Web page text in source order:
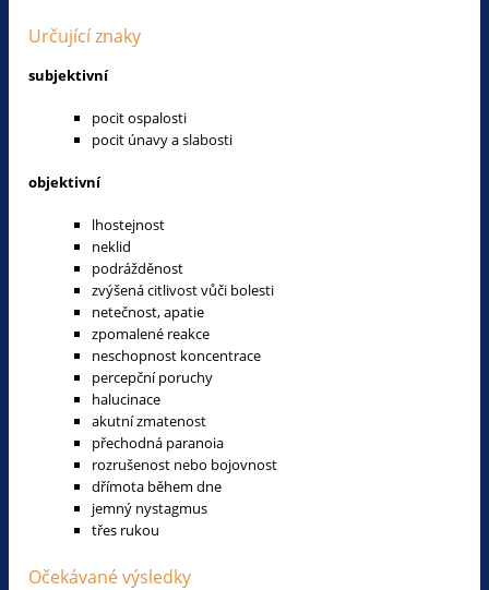
Určující znaky
subjektivní
pocit ospalosti
pocit únavy a slabosti
objektivní
lhostejnost
neklid
podrážděnost
zvýšená citlivost vůči bolesti
netečnost, apatie
zpomalené reakce
neschopnost koncentrace
percepční poruchy
halucinace
akutní zmatenost
přechodná paranoia
rozrušenost nebo bojovnost
dřímota během dne
jemný nystagmus
třes rukou
Očekávané výsledky